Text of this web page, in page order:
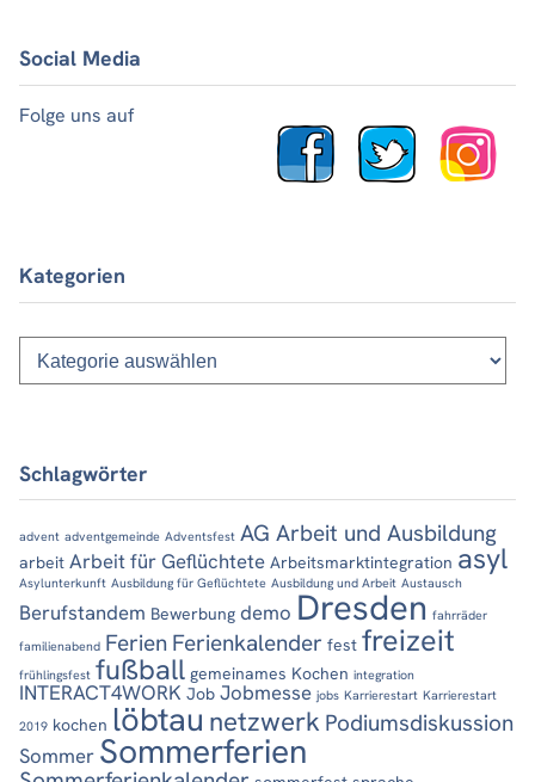
Social Media
Folge uns auf
Kategorien
Kategorien
Schlagwörter
advent adventgemeinde Adventsfest AG Arbeit und Ausbildung
arbeit Arbeit für Geflüchtete Arbeitsmarktintegration asyl
Asylunterkunft Ausbildung für Geflüchtete Ausbildung und Arbeit Austausch
Berufstandem Bewerbung demo Dresden fahrräder
familienabend Ferien Ferienkalender fest freizeit
frühlingsfest fußball gemeinames Kochen integration
INTERACT4WORK Job Jobmesse jobs Karrierestart Karrierestart
2019 kochen löbtau netzwerk Podiumsdiskussion
Sommer Sommerferien